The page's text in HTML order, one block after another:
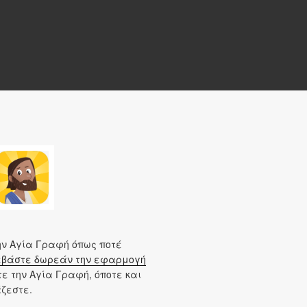
Αγία Γραφή όπως ποτέ
δωρεάν την εφαρμογή
την Αγία Γραφή, όποτε και